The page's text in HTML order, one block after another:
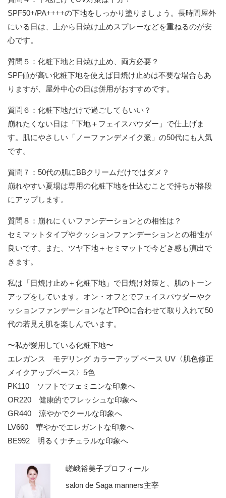
SPF50+/PA++++の下地をしっかり塗りましょう。長時間屋外
にいる日は、上から日焼け止めスプレーなどを重ねるのが安
心です。
質問５：化粧下地と日焼け止め、両方必要？
SPF値が高い化粧下地を使えば日焼け止めは不要な場合もあ
りますが、屋外中心の日は併用がおすすめです。
質問６：化粧下地だけで過ごしてもいい？
崩れたくない日は「下地＋フェイスパウダー」で仕上げま
す。肌にやさしい「ノーファンデメイク派」の50代にも人気
です。
質問７：50代の肌にBBクリームだけではダメ？
崩れやすい夏場は専用の化粧下地を仕込むことで持ちが格段
にアップします。
質問８：崩れにくいファンデーションとの相性は？
セミマットタイプやクッションファンデーションとの相性が
良いです。また、ツヤ下地＋セミマットで今どき感も演出で
きます。
私は「日焼け止め＋化粧下地」で日焼け対策と、肌のトーン
アップをしています。オン・オフとでフェイスパウダーやク
ッションファンデーションなどTPOに合わせて取り入れて50
代の若見え肌を楽しんでいます。
〜私が愛用している化粧下地〜
エレガンス モデリング カラーアップ ベース UV〈肌色修正
メイクアップベース〉5色
PK110 ソフトでフェミニンな印象へ
OR220 健康的でフレッシュな印象へ
GR440 涼やかでクールな印象へ
LV660 華やかでエレガントな印象へ
BE992 明るくナチュラルな印象へ
嵯峨裕美子プロフィール
salon de Saga manners主宰